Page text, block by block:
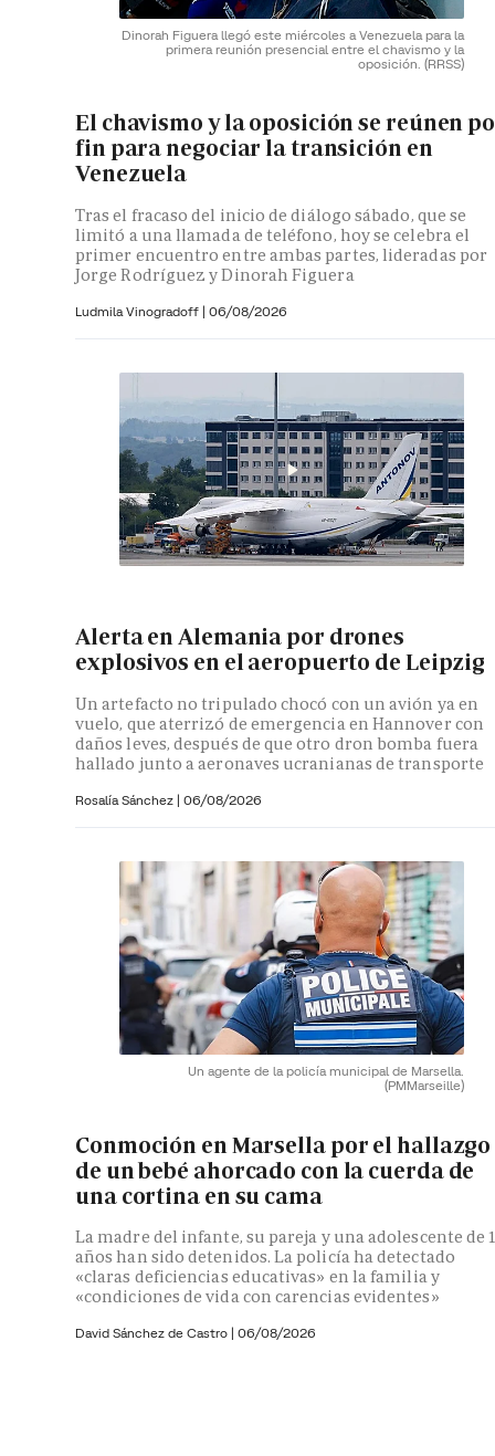
Dinorah Figuera llegó este miércoles a Venezuela para la
primera reunión presencial entre el chavismo y la
oposición. (RRSS)
El chavismo y la oposición se reúnen
fin para negociar la transición en
Venezuela
Tras el fracaso del inicio de diálogo sábado, que se
limitó a una llamada de teléfono, hoy se celebra el
primer encuentro entre ambas partes, lideradas por
Jorge Rodríguez y Dinorah Figuera
Ludmila Vinogradoff | 06/08/2026
Alerta en Alemania por drones
explosivos en el aeropuerto de Leipzig
Un artefacto no tripulado chocó con un avión ya en
vuelo, que aterrizó de emergencia en Hannover con
daños leves, después de que otro dron bomba fuera
hallado junto a aeronaves ucranianas de transporte
Rosalía Sánchez | 06/08/2026
Un agente de la policía municipal de Marsella.
(PMMarseille)
Conmoción en Marsella por el hallazgo
de un bebé ahorcado con la cuerda de
una cortina en su cama
La madre del infante, su pareja y una adolescente de
años han sido detenidos. La policía ha detectado
«claras deficiencias educativas» en la familia y
«condiciones de vida con carencias evidentes»
David Sánchez de Castro | 06/08/2026